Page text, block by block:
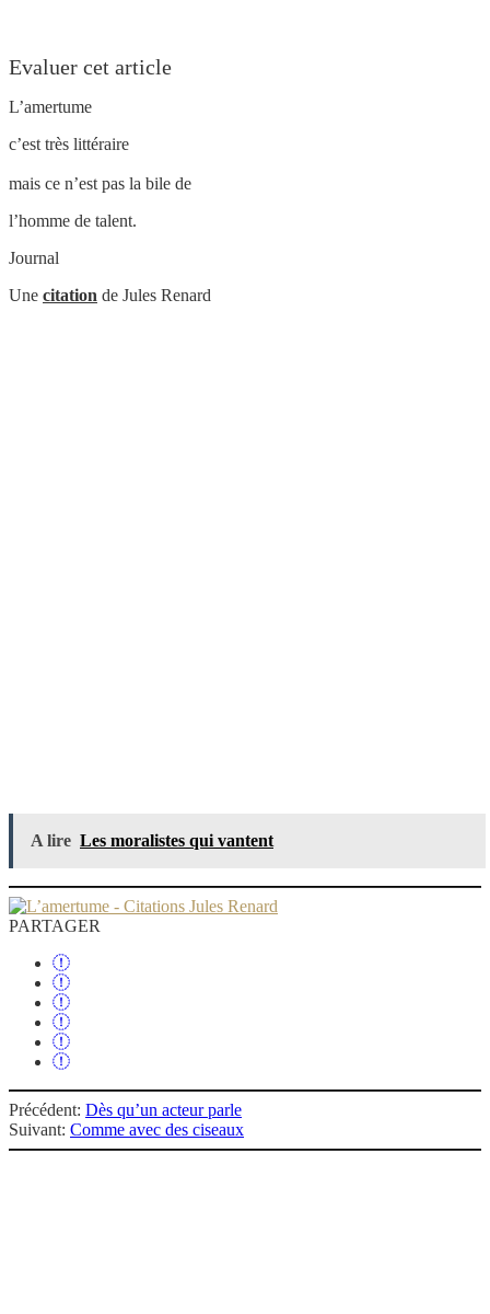
Evaluer cet article
L’amertume
c’est très littéraire
mais ce n’est pas la bile de
l’homme de talent.
Journal
Une citation de Jules Renard
A lire Les moralistes qui vantent
PARTAGER
Précédent: Dès qu’un acteur parle
Suivant: Comme avec des ciseaux